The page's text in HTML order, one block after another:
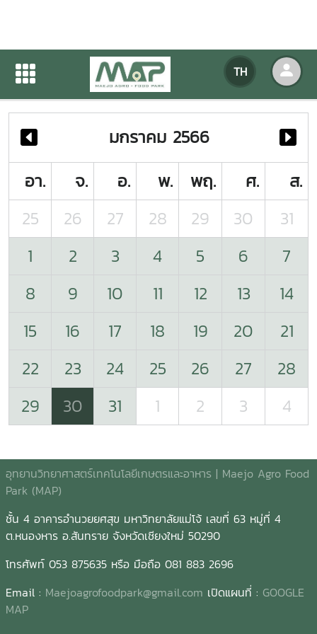
TH
ปฏิทินกิจกรรมของหน่วยงาน
ปฏิทินกิจกรรมของหน่วยงาน
มกราคม 2566
อา.
จ. อ. พ. พฤ. ศ.
ส.
25
26 27 28 29 30
31
1
2 3 4 5 6
7
8
9 10 11 12 13
14
15
16 17 18 19 20
21
22
23 24 25 26 27
28
29
30 31 1 2 3 4
อุทยานวิทยาศาสตร์เทคโนโลยีเกษตรและอาหาร | Maejo Agro Food
Park (MAP)
ชั้น 4 อาคารอำนวยยศสุข มหาวิทยาลัยแม่โจ้ เลขที่ 63 หมู่ที่ 4
ต.หนองหาร อ.สันทราย จังหวัดเชียงใหม่ 50290
โทรศัพท์ 053 875635 หรือ มือถือ 081 883 2696
Email : Maejoagrofoodpark@gmail.com เปิดแผนที่ : GOOGLE
MAP